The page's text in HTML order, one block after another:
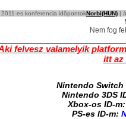
2011-es konferencia idôpontokNorbi(HUN) |
Nem fog
felvesz valamelyik
itt az
Nintendo Switch
Nintendo 3DS
Xbox-os ID-m:
PS-es ID-m: